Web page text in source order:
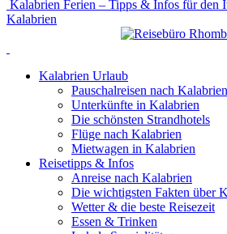
Kalabrien Ferien – Tipps & Infos für den
Kalabrien
Kalabrien Urlaub
Pauschalreisen nach Kalabrien
Unterkünfte in Kalabrien
Die schönsten Strandhotels
Flüge nach Kalabrien
Mietwagen in Kalabrien
Reisetipps & Infos
Anreise nach Kalabrien
Die wichtigsten Fakten über
Wetter & die beste Reisezeit
Essen & Trinken